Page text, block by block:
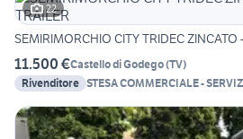
22
SEMIRIMORCHIO CITY TRIDEC ZINCATO
11.500 €Castello di Godego(TV)
Rivenditore STESA COMMERCIALE -